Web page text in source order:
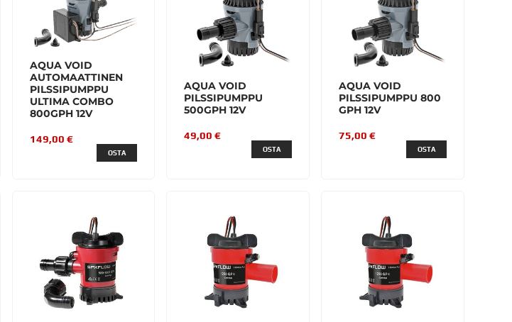
AQUA VOID
AUTOMAATTINEN
PILSSIPUMPPU
ULTIMA COMBO
800GPH 12V
149,00 €
OSTA
AQUA VOID
PILSSIPUMPPU
500GPH 12V
49,00 €
OSTA
AQUA VOID
PILSSIPUMPPU 800
GPH 12V
75,00 €
OSTA